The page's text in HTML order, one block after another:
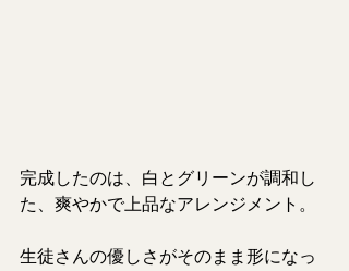
完成したのは、白とグリーンが調和し
た、爽やかで上品なアレンジメント。
生徒さんの優しさがそのまま形になっ